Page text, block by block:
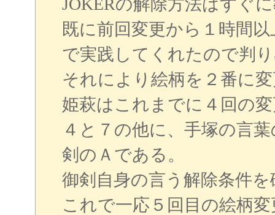
JOKERの解除方法はすぐ
既に前回変更から１時間
で実践してくれたので判
それにより絵柄を２番に
姫萩はこれまでに４回の
４と７の他に、手塚の言
剣のＡである。
御剣自身の言う解除条件
これで一応５回目の絵柄